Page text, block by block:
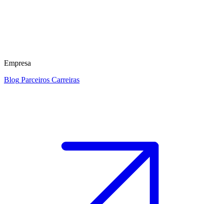
Empresa
Blog Parceiros Carreiras